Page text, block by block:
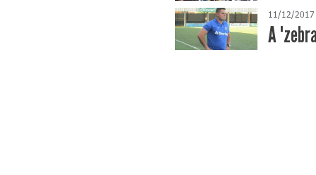
11/12/2017
A